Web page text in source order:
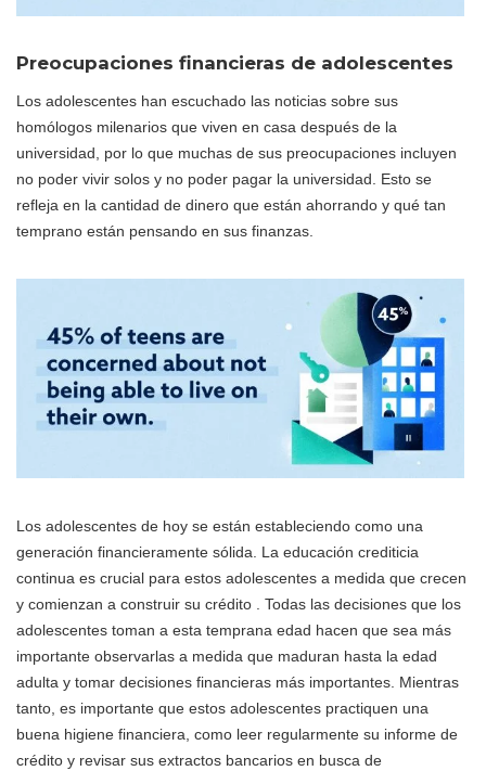
Preocupaciones financieras de adolescentes
Los adolescentes han escuchado las noticias sobre sus
homólogos milenarios que viven en casa después de la
universidad, por lo que muchas de sus preocupaciones incluyen
no poder vivir solos y no poder pagar la universidad. Esto se
refleja en la cantidad de dinero que están ahorrando y qué tan
temprano están pensando en sus finanzas.
Los adolescentes de hoy se están estableciendo como una
generación financieramente sólida. La educación crediticia
continua es crucial para estos adolescentes a medida que crecen
y comienzan a construir su crédito . Todas las decisiones que los
adolescentes toman a esta temprana edad hacen que sea más
importante observarlas a medida que maduran hasta la edad
adulta y tomar decisiones financieras más importantes. Mientras
tanto, es importante que estos adolescentes practiquen una
buena higiene financiera, como leer regularmente su informe de
crédito y revisar sus extractos bancarios en busca de